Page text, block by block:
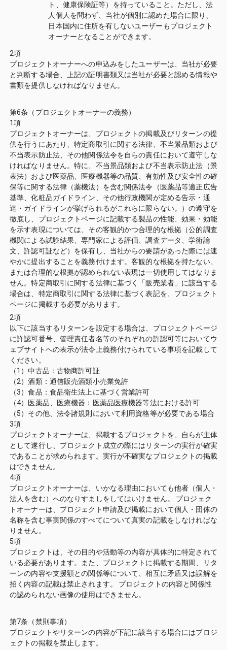
ト、健康保険証等）を持っていること。ただし、法
人個人を問わず、当社が個別に認めた場合に限り、
日本国内に住所を有しないユーザーもプロジェクト
オーナーとなることができます。
2項
プロジェクトオーナーへの申込みをしたユーザーは、当社が必要
と判断する場合、上記の証明書類又は当社が必要と認める情報や
書類を提供しなければなりません。
第6条（プロジェクトオーナーの義務）
1項
プロジェクトオーナーは、プロジェクトの掲載及びリターンの提
供を行うにあたり、特定商取引に関する法律、不当景品類および
不当表示防止法、その他関係法令を自らの責任において遵守しな
ければなりません。特に、不当景品類および不当表示防止法（景
表法）および医薬品、医療機器等の品質、有効性及び安全性の確
保等に関する法律（薬機法）を含む関係法令（医薬品等適正広告
基準、化粧品ガイドライン、その他行政機関が定める告示・通
達・ガイドラインが挙げられるがこれらに限らない。）の遵守を
徹底し、プロジェクトページに記載する製品の性能、効果・効能
を示す表現については、その客観的かつ合理的な根拠（公的調査
機関による試験結果、専門家による評価、調査データ、学術論
文、許認可証など）を保有し、当社からの要請があった際には速
やかに提出することを義務付けます。客観的な根拠を持たない、
または合理的な根拠が認められない表現は一切使用してはなりま
せん。特定商取引に関する法律に基づく「販売業者」に該当する
場合は、特定商取引に関する法律に基づく表記を、プロジェクト
ページに掲載する必要があります。
2項
以下に該当するリターンを設定する場合は、プロジェクトページ
に許認可番号、管理責任者名等のそれぞれの許認可等においてウ
ェブサイトへの表示が法令上義務付けられている事項を記載して
ください。
（1）中古品：古物商許可証
（2）酒類：通信販売酒類小売業免許
（3）食品：食品衛生法上に基づく営業許可
（4）医薬品、医療機器：医薬品医療機器等法における許可
（5）その他、法令諸規則において利用資格等が必要である場合
3項
プロジェクトオーナーは、掲載するプロジェクトを、自らが主体
として遂行し、プロジェクト成立の際にはリターンの実行が確実
であることが求められます。実行が不確実なプロジェクトの掲載
はできません。
4項
プロジェクトオーナーは、いかなる理由においても他者（個人・
法人を含む）へのなりすましをしてはいけません。 プロジェク
トオーナーは、プロジェクト申請及び掲載において個人・団体の
名称を含む事実関係のすべてについて真実の記載をしなければな
りません。
5項
プロジェクトは、その目的や活動等の内容が具体的に特定されて
いる必要があります。また、プロジェクトに掲載する期間、リタ
ーンの内容や支援額との関係等について、相互に矛盾又は誤解を
招く内容の記載は禁止されます。 プロジェクトの内容と関係性
の認められない画像の使用はできません。
第7条（禁則事項）
プロジェクトやリターンの内容が下記に該当する場合にはプロジ
ェクトの掲載を禁止します。